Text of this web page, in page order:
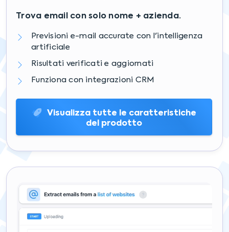
Trova email con solo nome + azienda.
Previsioni e-mail accurate con l'intelligenza
artificiale
Risultati verificati e aggiornati
Funziona con integrazioni CRM
Visualizza tutte le caratteristiche
del prodotto